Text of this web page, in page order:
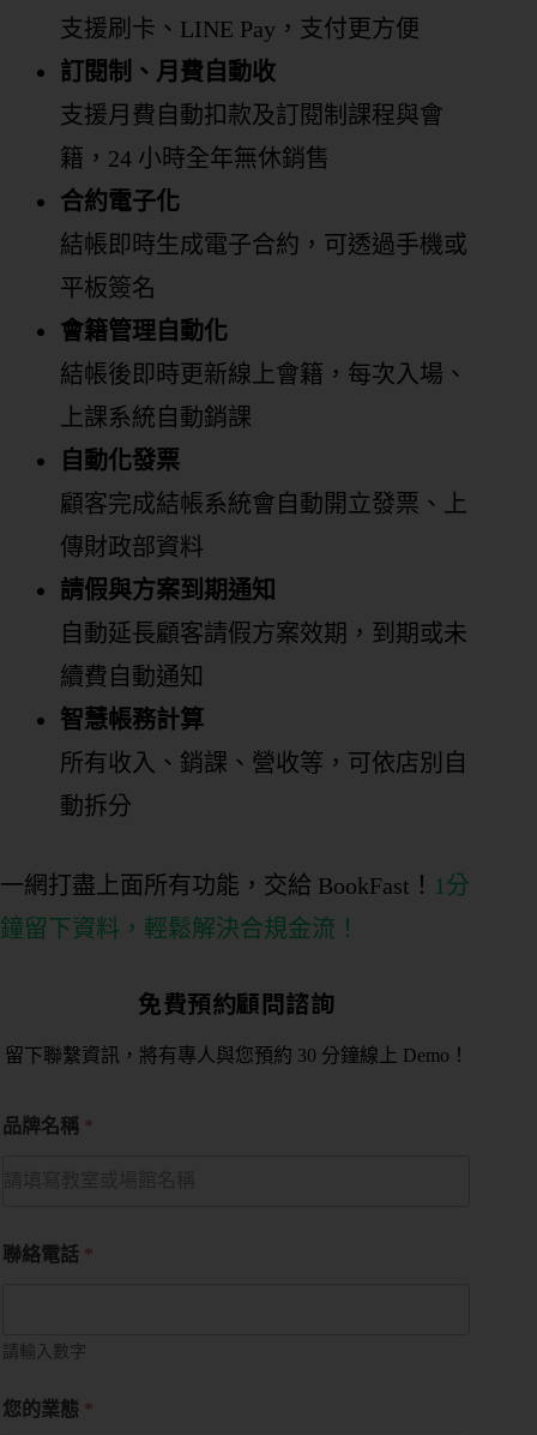
支援刷卡、LINE Pay，支付更方便
訂閱制、月費自動收
支援月費自動扣款及訂閱制課程與會
籍，24 小時全年無休銷售
合約電子化
結帳即時生成電子合約，可透過手機或
平板簽名
會籍管理自動化
結帳後即時更新線上會籍，每次入場、
上課系統自動銷課
自動化發票
顧客完成結帳系統會自動開立發票、上
傳財政部資料
請假與方案到期通知
自動延長顧客請假方案效期，到期或未
續費自動通知
智慧帳務計算
所有收入、銷課、營收等，可依店別自
動拆分
一網打盡上面所有功能，交給 BookFast！ 1分
鐘留下資料，輕鬆解決合規金流！
免費預約顧問諮詢
留下聯繫資訊，將有專人與您預約 30 分鐘線上 Demo！
品牌名稱 *
聯絡電話 *
請輸入數字
您的業態 *